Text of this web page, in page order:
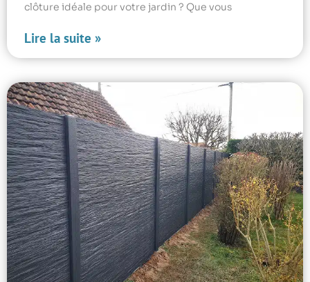
clôture idéale pour votre jardin ? Que vous
Lire la suite »